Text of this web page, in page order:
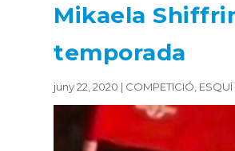
Mikaela
temporada
juny 22, 2020 | COMPETICIÓ ESQUÍ